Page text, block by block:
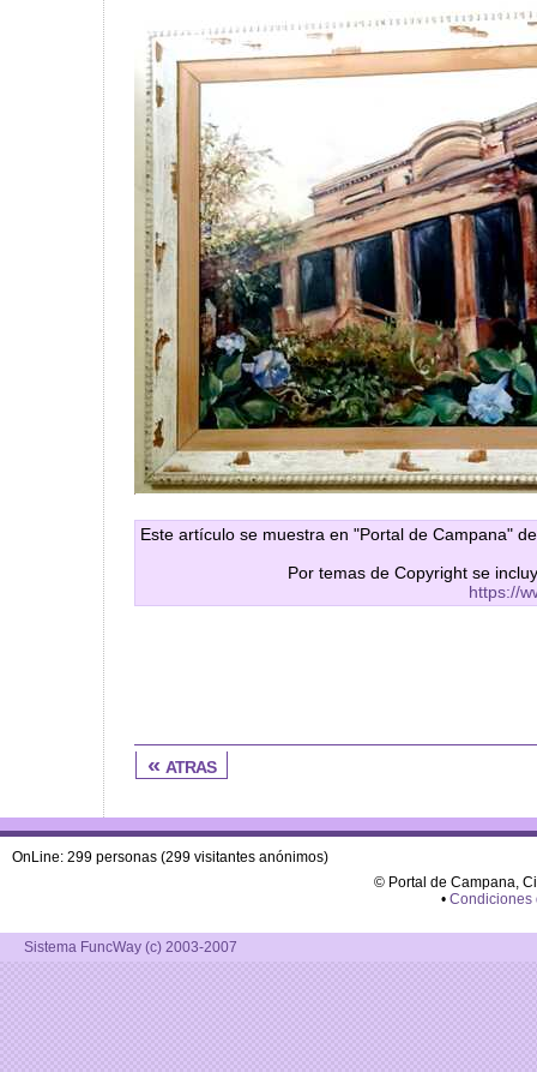
Este artículo se muestra en "Portal de Campana"
Por temas de Copyright se
https://
« atras
OnLine: 299 personas (299 visitantes anónimos)
© Portal de Campana,
• Condiciones
Sistema FuncWay (c) 2003-2007